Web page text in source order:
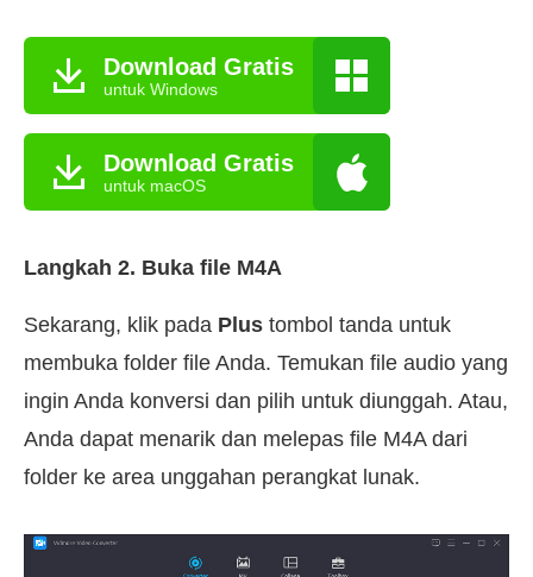
Download Gratis
untuk Windows
Download Gratis
untuk macOS
Langkah 2. Buka file M4A
Sekarang, klik pada Plus tombol tanda untuk
membuka folder file Anda. Temukan file audio yang
ingin Anda konversi dan pilih untuk diunggah. Atau,
Anda dapat menarik dan melepas file M4A dari
folder ke area unggahan perangkat lunak.